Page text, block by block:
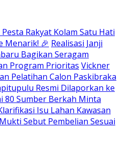
Rakyat Kolam Satu Hati
Menarik! 🎉 Realisasi Janji
Bagikan Seragam
Program Prioritas Vickner
Pelatihan Calon Paskibraka
Resmi Dilaporkan ke
80 Sumber Berkah Minta
Isu Lahan Kawasan
Sebut Pembelian Sesuai